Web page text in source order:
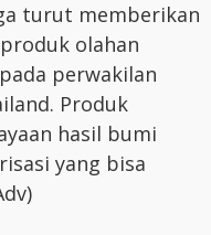
turut memberikan
olahan
perwakilan
Produk
hasil bumi
yang bisa